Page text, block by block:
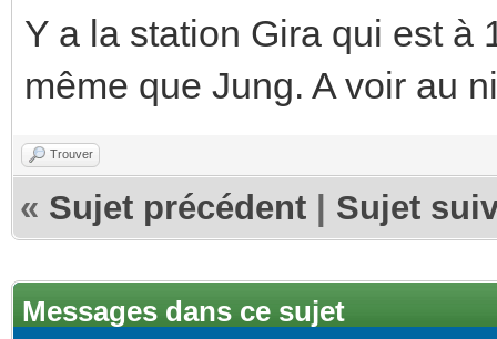
Y a la station Gira qui est à
même que Jung. A voir au
Trouver
« Sujet précédent Sujet
Messages dans ce sujet